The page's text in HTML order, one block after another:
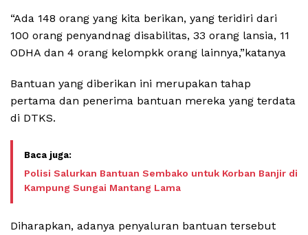
“Ada 148 orang yang kita berikan, yang teridiri dari
100 orang penyandnag disabilitas, 33 orang lansia, 11
ODHA dan 4 orang kelompkk orang lainnya,”katanya
Bantuan yang diberikan ini merupakan tahap
pertama dan penerima bantuan mereka yang terdata
di DTKS.
Polisi Salurkan Bantuan Sembako untuk Korban Banjir di
Kampung Sungai Mantang Lama
Diharapkan, adanya penyaluran bantuan tersebut